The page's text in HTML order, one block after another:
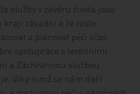
služby v závěru života jsou
kraji zásadní a že roste
a plánovat péči včas.
spolupráce s terénními
a Záchrannou službou
díky nimž se nám daří